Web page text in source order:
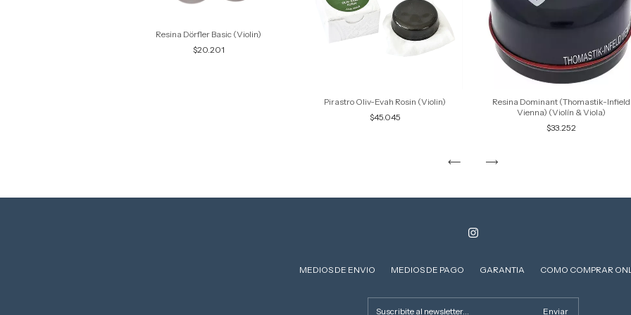
Resina Dörfler Basic (Violin)
$20.201
Pirastro Oliv-Evah Rosin (Violin)
$45.045
Resina Dominant (Thomastik-Infield
Vienna) (Violín & Viola)
$33.252
MEDIOS DE ENVIO MEDIOS DE PAGO GARANTIA COMO COMPRAR